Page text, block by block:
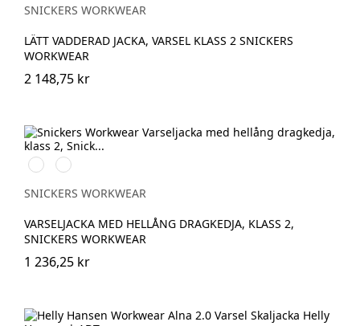
yellow\Black
SNICKERS WORKWEAR
LÄTT VADDERAD JACKA, VARSEL KLASS 2 SNICKERS
WORKWEAR
2 148,75 kr
High
vis
yellow\Black
High
vis
orange\Black
SNICKERS WORKWEAR
VARSELJACKA MED HELLÅNG DRAGKEDJA, KLASS 2,
SNICKERS WORKWEAR
1 236,25 kr